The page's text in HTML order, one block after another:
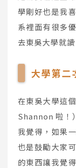
學剛好也是我
系裡面有很多
去東吳大學就讀
大學第二
在東吳大學這
Shannon 啦！）
我覺得，如果
也是鼓勵大家
的東西讓我覺